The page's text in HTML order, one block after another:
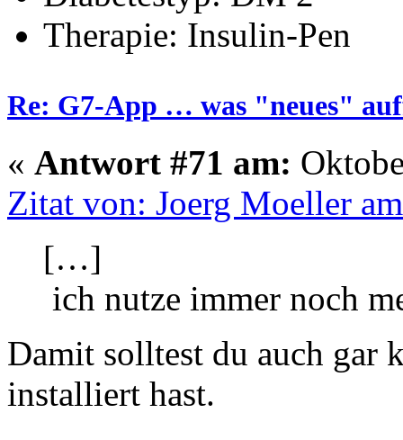
Therapie: Insulin-Pen
Re: G7-App … was "neues"
« Antwort #71 am:
Zitat von: Joerg Moeller
[…]
ich nutze immer noch
Damit solltest du auch gar
installiert hast.